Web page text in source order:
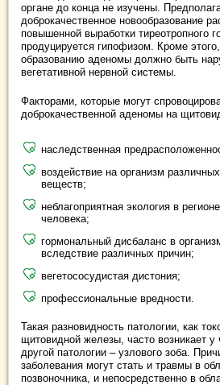
органе до конца не изучены.
доброкачественное новообразование
повышенной выработки тиреотропного
продуцируется гипофизом. Кроме
образованию аденомы должно быть
вегетативной нервной системы.
Факторами, которые могут
доброкачественной аденомы на
наследственная
воздействие на организм
веществ;
неблагоприятная экология в
человека;
гормональный дисбаланс в
вследствие различных причин;
вегетососудистая дистония;
профессиональные вредности.
Такая разновидность патологии, как
щитовидной железы, часто возникает
другой патологии – узлового зоба.
заболевания могут стать и травмы в
позвоночника, и непосредственно в